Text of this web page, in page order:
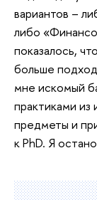
вариантов –
либо
показалось,
больше
мне искомый
практиками из
предметы и
к PhD. Я